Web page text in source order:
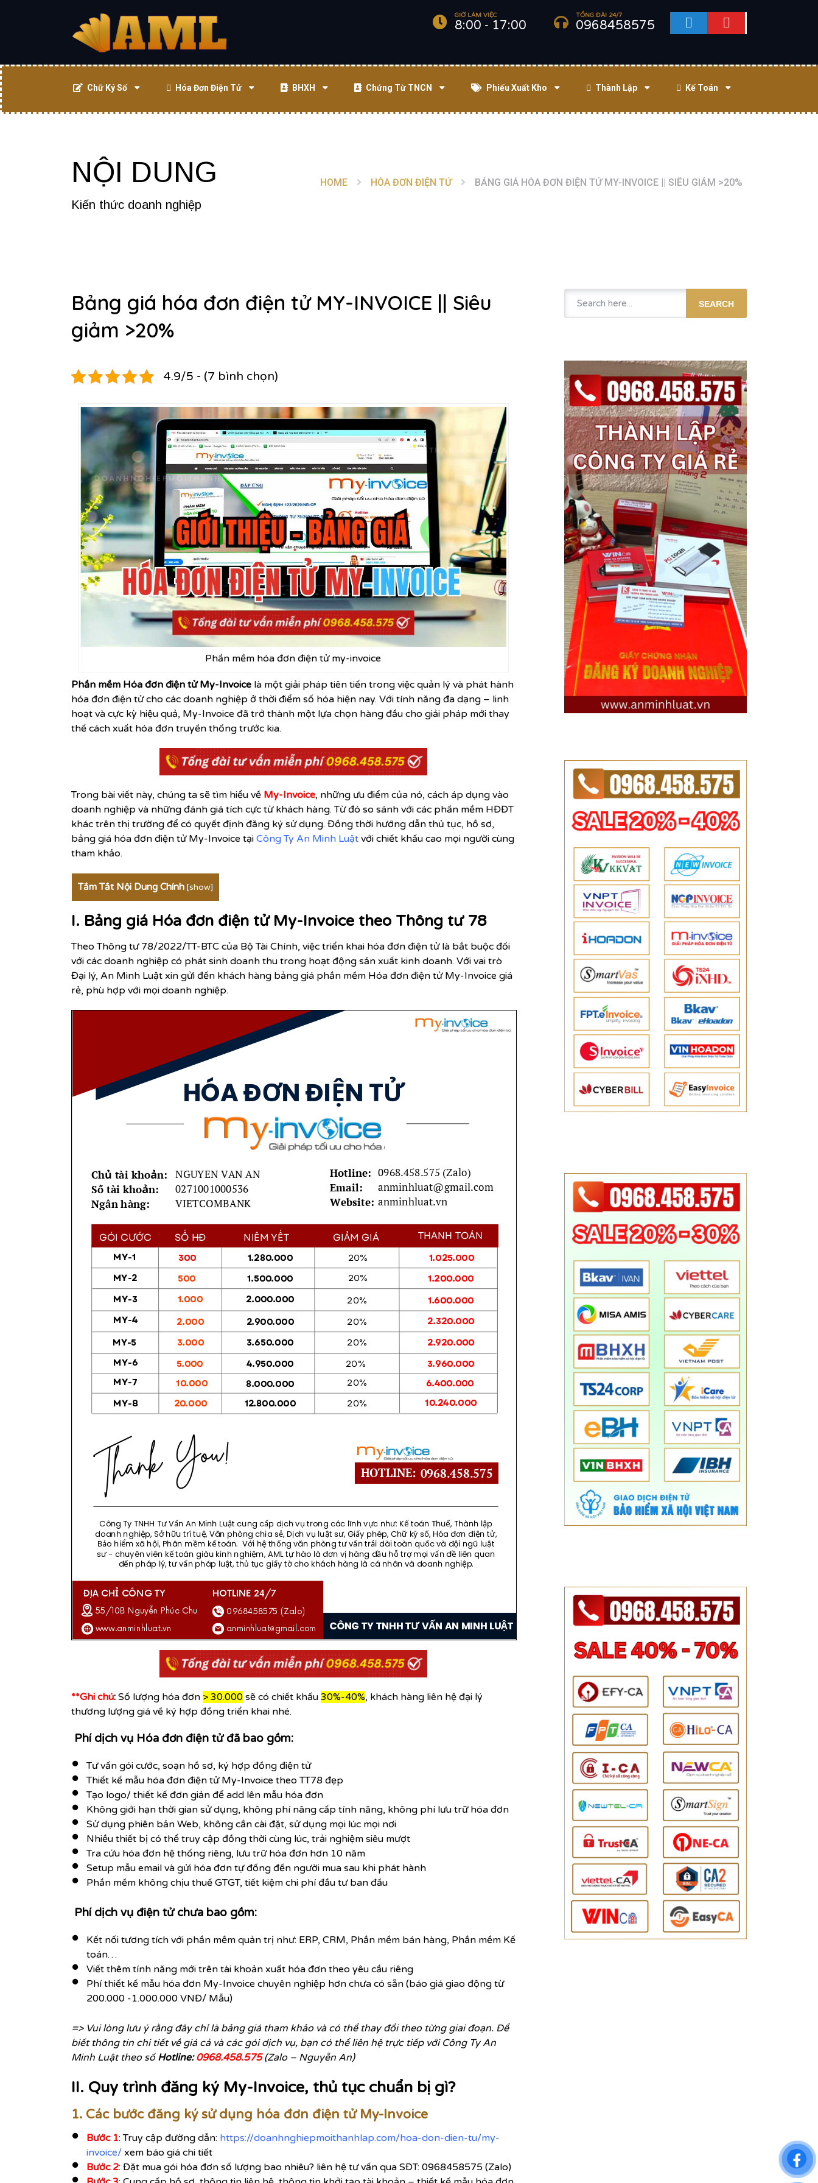
GIỜ LÀM VIỆC
8:00 - 17:00
TỔNG ĐÀI 24/7
0968458575
Chữ Ký Số Hóa Đơn Điện Tử BHXH Chứng Từ TNCN Phiếu Xuất Kho Thành Lập Kế Toán
NỘI DUNG
Kiến thức doanh nghiệp
HOME HÓA ĐƠN ĐIỆN TỬ BẢNG GIÁ HÓA ĐƠN ĐIỆN TỬ MY-INVOICE || SIÊU GIẢM >20%
Bảng giá hóa đơn điện tử MY-INVOICE || Siêu
giảm >20%
4.9/5 - (7 bình chọn)
Phần mềm hóa đơn điện tử my-invoice
Phần mềm Hóa đơn điện tử My-Invoice là một giải pháp tiên tiến trong việc quản lý và phát hành
hóa đơn điện tửcho các doanh nghiệp ở thời điểm số hóa hiện nay. Với tính năng đa dạng – linh
hoạt và cực kỳ hiệu quả, My-Invoice đã trở thành một lựa chọn hàng đầu cho giải pháp mới thay
thế cách xuất hóa đơn truyền thống trước kia.
Trong bài viết này, chúng ta sẽ tìm hiểu về My-Invoice, những ưu điểm của nó, cách áp dụng vào
doanh nghiệp và những đánh giá tích cực từ khách hàng. Từ đó so sánh với các phần mềm HĐĐT
khác trên thị trường để có quyết định đăng ký sử dụng. Đồng thời hướng dẫn thủ tục, hồ sơ,
bảng giá hóa đơn điện tử My-Invoice tại Công Ty An Minh Luật với chiết khấu cao mọi người cùng
tham khảo.
Tắm Tắt Nội Dung Chính [show]
I. Bảng giá Hóa đơn điện tử My-Invoice theo Thông tư 78
Theo Thông tư 78/2022/TT-BTC của Bộ Tài Chính, việc triển khai hóa đơn điện tử là bắt buộc đối
với các doanh nghiệp có phát sinh doanh thu trong hoạt động sản xuất kinh doanh. Với vai trò
Đại lý, An Minh Luật xin gửi đến khách hàng bảng giá phần mềm Hóa đơn điện tử My-Invoice giá
rẻ, phù hợp với mọi doanh nghiệp.
**Ghi chú: Số lượng hóa đơn > 30.000 sẽ có chiết khấu 30%-40%, khách hàng liên hệ đại lý
thương lượng giá về ký hợp đồng triển khai nhé.
Phí dịch vụ Hóa đơn điện tử đã bao gồm:
Tư vấn gói cước, soạn hồ sơ, ký hợp đồng điện tử
Thiết kế mẫu hóa đơn điện tử My-Invoice theo TT78 đẹp
Tạo logo/ thiết kế đơn giản để add lên mẫu hóa đơn
Không giới hạn thời gian sử dụng, không phí nâng cấp tính năng, không phí lưu trữ hóa đơn
Sử dụng phiên bản Web, không cần cài đặt, sử dụng mọi lúc mọi nơi
Nhiều thiết bị có thể truy cập đồng thời cùng lúc, trải nghiệm siêu mượt
Tra cứu hóa đơn hệ thống riêng, lưu trữ hóa đơn hơn 10 năm
Setup mẫu email và gửi hóa đơn tự đống đến người mua sau khi phát hành
Phần mềm không chịu thuế GTGT, tiết kiệm chi phí đầu tư ban đầu
Phí dịch vụ điện tử chưa bao gồm:
Kết nối tương tích với phần mềm quản trị như: ERP, CRM, Phần mềm bán hàng, Phần mềm Kế
toán…
Viết thêm tính năng mới trên tài khoản xuất hóa đơn theo yêu cầu riêng
Phí thiết kế mẫu hóa đơn My-Invoice chuyên nghiệp hơn chưa có sẵn (báo giá giao động từ
200.000 -1.000.000 VNĐ/ Mẫu)
=> Vui lòng lưu ý rằng đây chỉ là bảng giá tham khảo và có thể thay đổi theo từng giai đoạn. Để
biết thông tin chi tiết về giá cả và các gói dịch vụ, bạn có thể liên hệ trực tiếp với Công Ty An
Minh Luật theo số Hotline:0968.458.575(Zalo – Nguyễn An)
II. Quy trình đăng ký My-Invoice, thủ tục chuẩn bị gì?
1. Các bước đăng ký sử dụng hóa đơn điện tử My-Invoice
Bước 1:Truy cập đường dẫn: https://doanhnghiepmoithanhlap.com/hoa-don-dien-tu/my-
invoice/ xem báo giá chi tiết
Bước 2: Đặt mua gói hóa đơn số lượng bao nhiêu? liên hệ tư vấn qua SĐT: 0968458575 (Zalo)
SEARCH